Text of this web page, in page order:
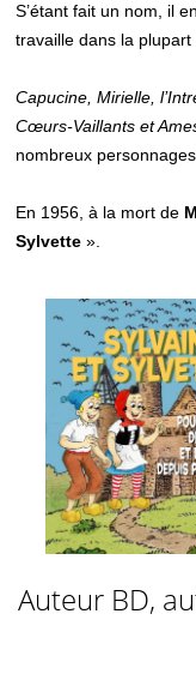
S’étant fait un nom, il
travaille dans la
Capucine, Mirielle,
Cœurs-Vaillants et
nombreux personnages.
En 1956, à la mort de
Sylvette ».
Auteur BD,